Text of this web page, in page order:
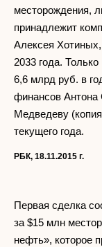
месторождения,
принадлежит
Алексея
2033 года.
6,6 млрд руб. в
финансов Антона
Медведеву
текущего года.
РБК, 18.11.2015 г.
Первая сделка
за $15 млн
нефть», которое